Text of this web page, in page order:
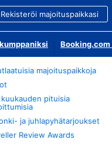
Rekisteröi majoituspaikkasi
Booking.com
majoituspaikkoja
kuukauden pituisia
ja juhlapyhätarjoukset
Review Awards